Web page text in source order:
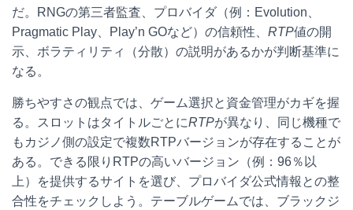
だ。RNGの第三者監査、プロバイダ（例：Evolution、
Pragmatic Play、Play’n GOなど）の信頼性、 RTP値の開
示、ボラティリティ（分散）の説明があるかが判断基準に
なる。
勝ちやすさの観点では、ゲーム選択と資金管理がカギを握
る。スロットはタイトルごとにRTPが異なり、同じ機種で
もカジノ側の設定で複数RTPバージョンが存在することが
ある。できる限りRTPの高いバージョン（例：96％以
上）を提供するサイトを選び、プロバイダ公式情報との整
合性をチェックしよう。テーブルゲームでは、ブラックジ